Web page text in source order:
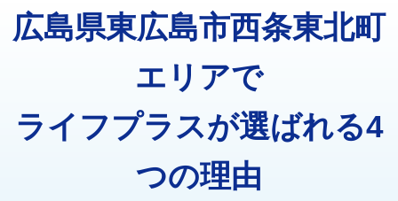
マス交換（深さ50㎝以上） 66,000円
コンクリート斫り（厚さ10㎝超え） 38,500円
モルタル補修（厚さ10㎝まで） 27,500円
16,500円
追加トーラー機使用/3m超え +3,300円
8,800円
止水・漏水調査・防水処理・清掃・修
11,000円
止水・漏水調査・防水処理・清掃・修
22,000円
広島県東広島市西条東北町
エリアで
ライフプラスが選ばれる4
つの理由